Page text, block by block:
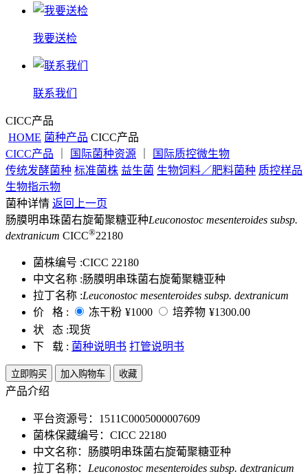
我要送检
联系我们
CICC产品
HOME 菌种产品 CICC产品
CICC产品
国际菌种资源
国际质控微生物
传统发酵菌种 标准菌株 益生菌 生物饲料／肥料菌种 质控样品
生物指示物
菌种详情 返回上一页
肠膜明串珠菌右旋葡聚糖亚种Leuconostoc mesenteroides subsp.
dextranicum CICC®22180
菌株编号 :CICC 22180
中文名称 :肠膜明串珠菌右旋葡聚糖亚种
拉丁名称 :Leuconostoc mesenteroides subsp. dextranicum
价 格 :
冻干粉 ¥1000 培养物 ¥1300.00
状 态 :现货
下 载 : 菌种说明书 打管说明书
立即购买 加入购物车 收藏
产品介绍
平台资源号：1511C0005000007609
菌株保藏编号：CICC 22180
中文名称：肠膜明串珠菌右旋葡聚糖亚种
拉丁名称： Leuconostoc mesenteroides subsp. dextranicum